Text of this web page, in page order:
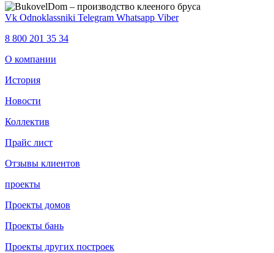
Vk Odnoklassniki Telegram Whatsapp Viber
8 800 201 35 34
О компании
История
Новости
Коллектив
Прайс лист
Отзывы клиентов
проекты
Проекты домов
Проекты бань
Проекты других построек